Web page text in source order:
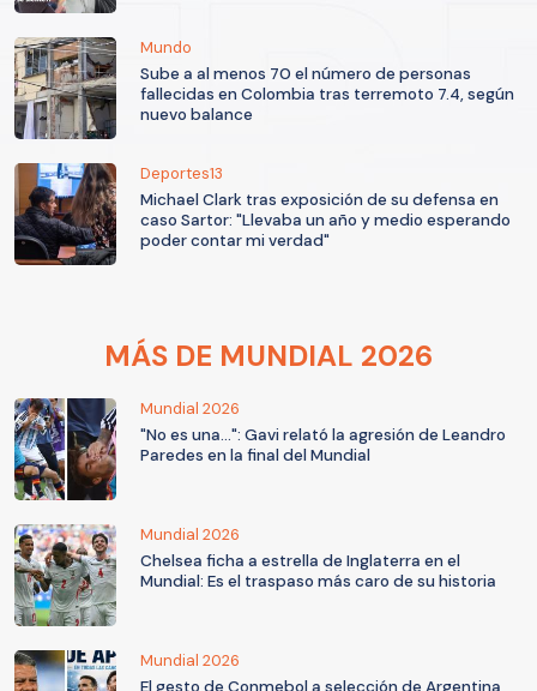
Mundo
Sube a al menos 70 el número de personas
fallecidas en Colombia tras terremoto 7.4, según
nuevo balance
Deportes13
Michael Clark tras exposición de su defensa en
caso Sartor: "Llevaba un año y medio esperando
poder contar mi verdad"
MÁS DE MUNDIAL 2026
Mundial 2026
"No es una...": Gavi relató la agresión de Leandro
Paredes en la final del Mundial
Mundial 2026
Chelsea ficha a estrella de Inglaterra en el
Mundial: Es el traspaso más caro de su historia
Mundial 2026
El gesto de Conmebol a selección de Argentina